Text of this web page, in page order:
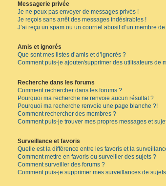
Messagerie privée
Je ne peux pas envoyer de messages privés !
Je reçois sans arrêt des messages indésirables !
J’ai reçu un spam ou un courriel abusif d’un membre
Amis et ignorés
Que sont mes listes d’amis et d’ignorés ?
Comment puis-je ajouter/supprimer des utilisateurs de
Recherche dans les forums
Comment rechercher dans les forums ?
Pourquoi ma recherche ne renvoie aucun résultat ?
Pourquoi ma recherche renvoie une page blanche ?!
Comment rechercher des membres ?
Comment puis-je trouver mes propres messages et
Surveillance et favoris
Quelle est la différence entre les favoris et la
Comment mettre en favoris ou surveiller des sujets ?
Comment surveiller des forums ?
Comment puis-je supprimer mes surveillances de